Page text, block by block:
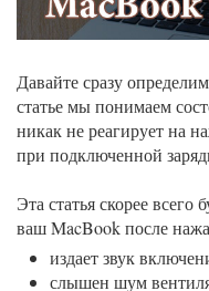
Давайте сразу
статье мы понимаем
никак не реагирует на
при подключенной
Эта статья скорее всего
ваш MacBook после
издает звук
слышен шум